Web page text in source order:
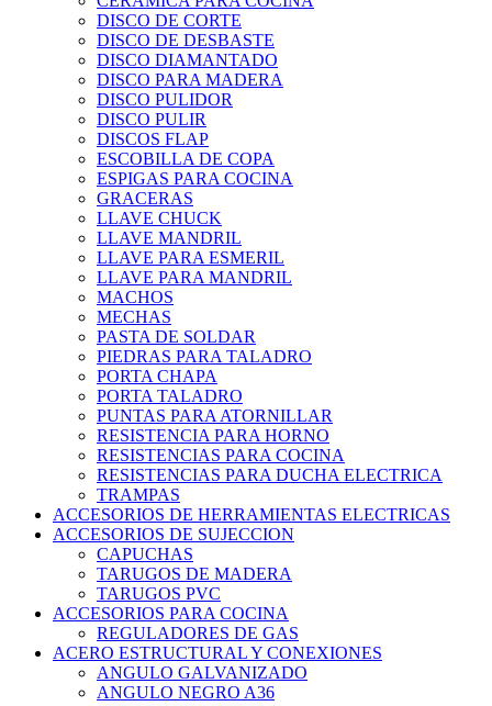
DISCO DE CORTE
DISCO DE DESBASTE
DISCO DIAMANTADO
DISCO PARA MADERA
DISCO PULIDOR
DISCO PULIR
DISCOS FLAP
ESCOBILLA DE COPA
ESPIGAS PARA COCINA
GRACERAS
LLAVE CHUCK
LLAVE MANDRIL
LLAVE PARA ESMERIL
LLAVE PARA MANDRIL
MACHOS
MECHAS
PASTA DE SOLDAR
PIEDRAS PARA TALADRO
PORTA CHAPA
PORTA TALADRO
PUNTAS PARA ATORNILLAR
RESISTENCIA PARA HORNO
RESISTENCIAS PARA COCINA
RESISTENCIAS PARA DUCHA ELECTRICA
TRAMPAS
ACCESORIOS DE HERRAMIENTAS ELECTRICAS
ACCESORIOS DE SUJECCION
CAPUCHAS
TARUGOS DE MADERA
TARUGOS PVC
ACCESORIOS PARA COCINA
REGULADORES DE GAS
ACERO ESTRUCTURAL Y CONEXIONES
ANGULO GALVANIZADO
ANGULO NEGRO A36